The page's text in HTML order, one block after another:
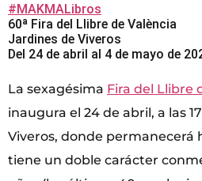
#MAKMALibros
60ª Fira del Llibre de València
Jardines de Viveros
Del 24 de abril al 4 de mayo de
La sexagésima Fira del Llibre
inaugura el 24 de abril, a las
Viveros, donde permanecerá
tiene un doble carácter